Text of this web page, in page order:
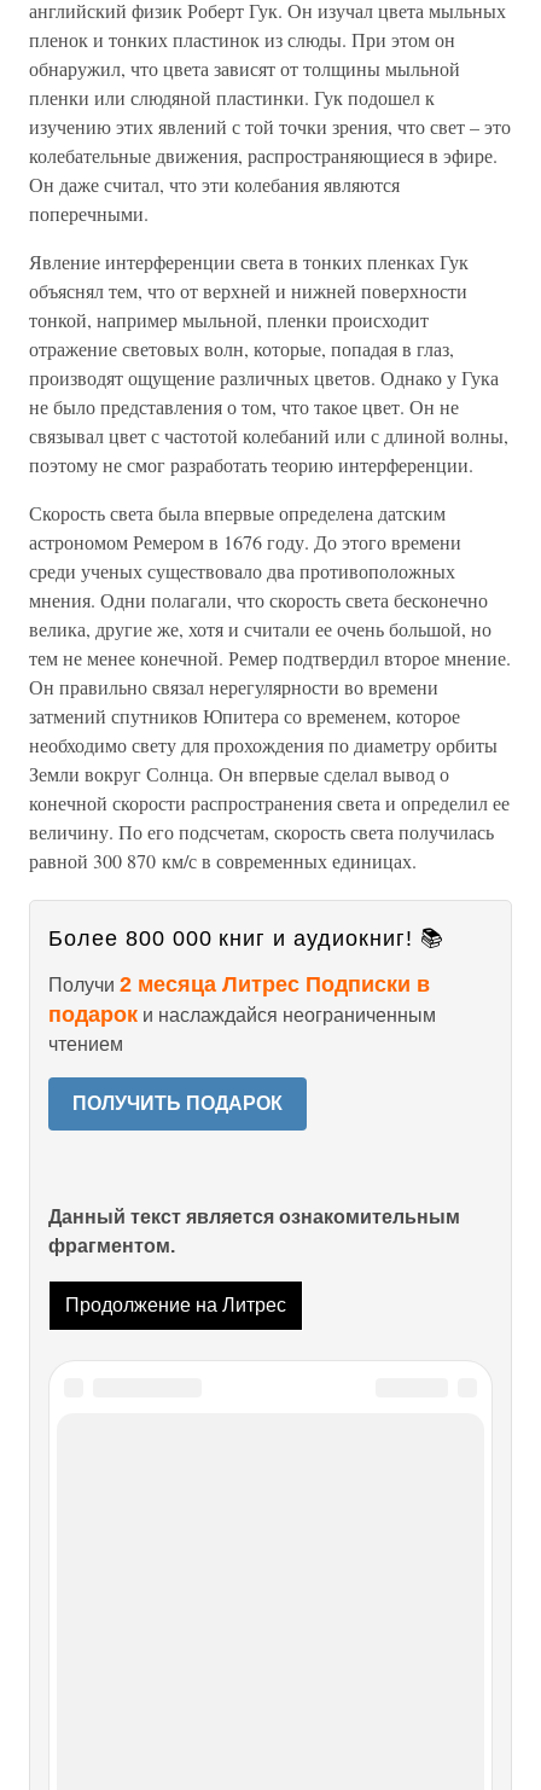
английский физик Роберт Гук. Он изучал цвета мыльных
пленок и тонких пластинок из слюды. При этом он
обнаружил, что цвета зависят от толщины мыльной
пленки или слюдяной пластинки. Гук подошел к
изучению этих явлений с той точки зрения, что свет – это
колебательные движения, распространяющиеся в эфире.
Он даже считал, что эти колебания являются
поперечными.
Явление интерференции света в тонких пленках Гук
объяснял тем, что от верхней и нижней поверхности
тонкой, например мыльной, пленки происходит
отражение световых волн, которые, попадая в глаз,
производят ощущение различных цветов. Однако у Гука
не было представления о том, что такое цвет. Он не
связывал цвет с частотой колебаний или с длиной волны,
поэтому не смог разработать теорию интерференции.
Скорость света была впервые определена датским
астрономом Ремером в 1676 году. До этого времени
среди ученых существовало два противоположных
мнения. Одни полагали, что скорость света бесконечно
велика, другие же, хотя и считали ее очень большой, но
тем не менее конечной. Ремер подтвердил второе мнение.
Он правильно связал нерегулярности во времени
затмений спутников Юпитера со временем, которое
необходимо свету для прохождения по диаметру орбиты
Земли вокруг Солнца. Он впервые сделал вывод о
конечной скорости распространения света и определил ее
величину. По его подсчетам, скорость света получилась
равной 300 870 км/с в современных единицах.
Более 800 000 книг и аудиокниг! 📚
Получи 2 месяца Литрес Подписки в
подарок и наслаждайся неограниченным
чтением
ПОЛУЧИТЬ ПОДАРОК
Данный текст является ознакомительным
фрагментом.
Продолжение на Литрес